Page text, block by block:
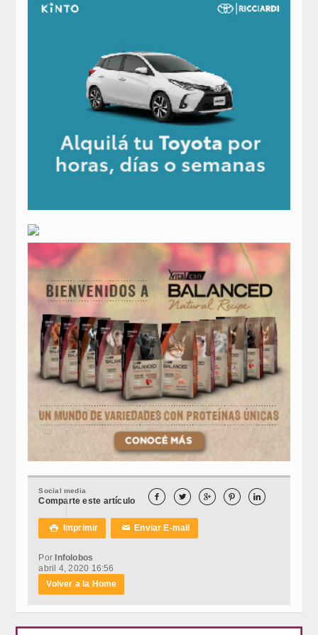
Social media
Comparte este artículo     
 Imprimir ✉Enviar E-mail
PorInfolobos
abril 4, 2020 16:56
Volver a la Home